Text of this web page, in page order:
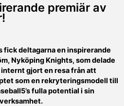
premiär av
fick deltagarna en inspirerande
Nyköping Knights, som delade
gjort en resa från att
som en rekryteringsmodell till
fulla potential i sin